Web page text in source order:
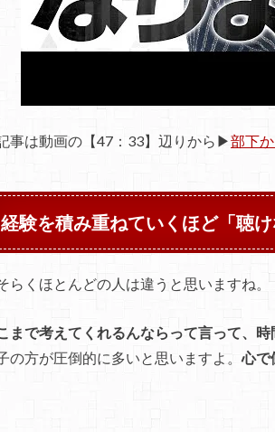
事は動画の【47：33】辺りから▶部下
経験を積み重ねていくほど「聴
らくほとんどの人は違うと思いますね。
まで考えてくれるんならって言って、
の方が圧倒的に多いと思いますよ。心で